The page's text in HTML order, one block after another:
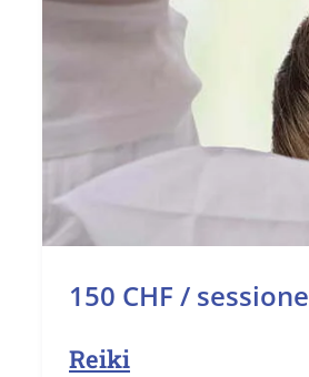
150 CHF / sessione
Reiki